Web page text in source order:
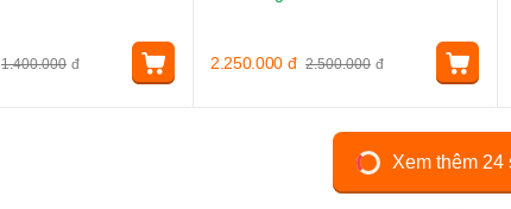
1.400.000 đ 2.500.000 đ
2.250.000 đ
Xem thêm 24